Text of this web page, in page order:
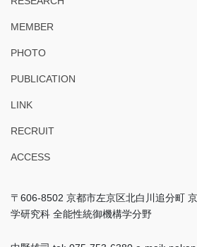
MEMBER
PHOTO
PUBLICATION
LINK
RECRUIT
ACCESS
〒606-8502 京都市左京区北白川追分町
学研究科 全能性統御機構学分野